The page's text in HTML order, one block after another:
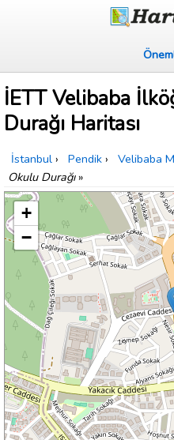
İETT Velibaba
Durağı Haritası
İstanbul › Pendik › Velibaba
Okulu Durağı»
+
−